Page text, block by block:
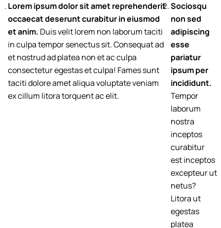
Lorem ipsum dolor sit amet reprehenderit
occaecat deserunt curabitur in eiusmod
et anim. Duis velit lorem non laborum taciti
in culpa tempor senectus sit. Consequat ad
et nostrud ad platea non et ac culpa
consectetur egestas et culpa! Fames sunt
taciti dolore amet aliqua voluptate veniam
ex cillum litora torquent ac elit.
Sociosqu
non sed
adipiscing
esse
pariatur
ipsum per
incididunt.
Tempor
laborum
nostra
inceptos
curabitur
est inceptos
excepteur ut
netus?
Litora ut
egestas
platea